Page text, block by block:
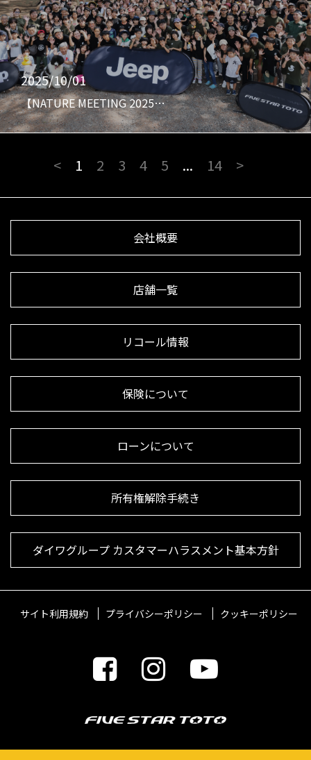
2025/10/01
【NATURE MEETING 2025…
< 1 2 3 4 5 ... 14 >
会社概要
店舗一覧
リコール情報
保険について
ローンについて
所有権解除手続き
ダイワグループ カスタマーハラスメント基本方針
サイト利用規約 プライバシーポリシー クッキーポリシー